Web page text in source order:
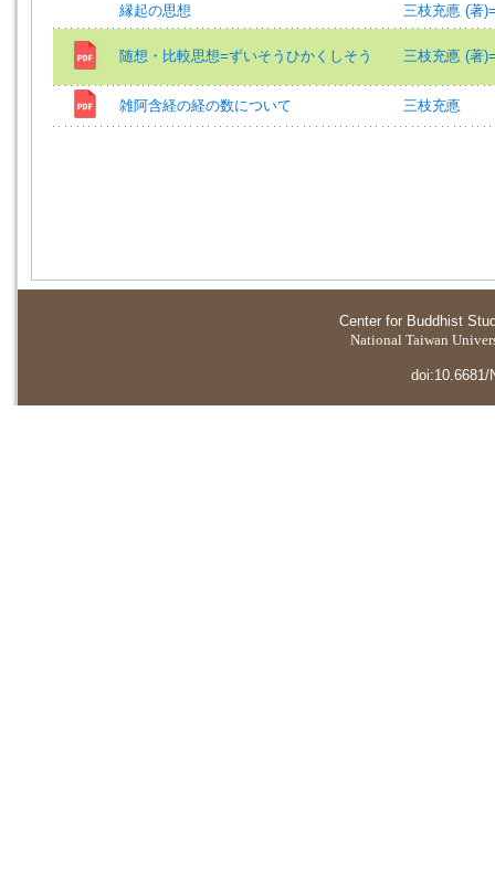
縁起の思想 三枝充悳 (著
随想・比較思想=ずいそうひかくしそう 三枝充悳 (著
雑阿含経の経の数について 三枝充悳
Center for Buddhist
National Taiwan
doi:10.6681/